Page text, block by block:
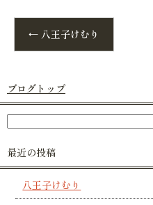
← 八王子けむり
ブログトップ
最近の投稿
八王子けむり